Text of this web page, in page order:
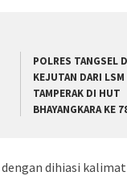
POLRES TANGSEL
KEJUTAN DARI LSM
TAMPERAK DI HUT
BHAYANGKARA KE
dihiasi